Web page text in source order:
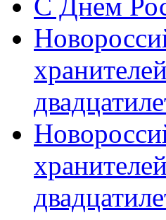
C Днем